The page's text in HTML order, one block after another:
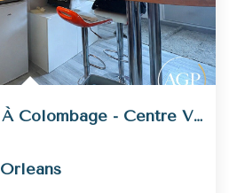
Studio Mezzanine À Colombage - Centre Ville
Orleans